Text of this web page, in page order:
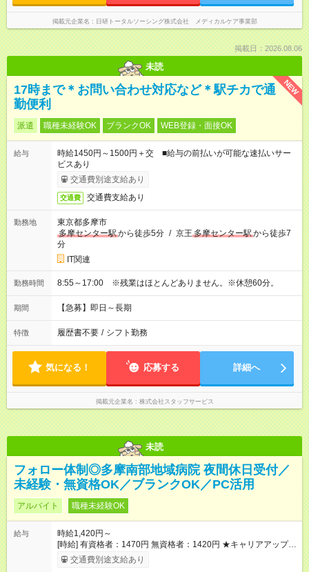
掲載元企業名 日研トータルソーシング株式会社 メディカルケア事業部
掲載日：2026.08.06
未読
NEW
17時まで＊お問い合わせ対応など＊駅チカで通
勤便利
派遣 職種未経験OK ブランクOK WEB登録・面接OK
給与
時給1450円～1500円＋交 ■給与の前払いが可能な速払いサー
ビスあり
交通費別途支給あり
交通費 交通費支給あり
勤務地
東京都多摩市
多摩センター駅から徒歩5分 / 京王 多摩センター駅から徒歩7
分
IT関連
勤務時間 8:55～17:00 ※残業はほとんどありません。※休憩60分。
期間 【急募】即日～長期
特徴 履歴書不要 / シフト勤務
気になる！ 応募する 詳細へ
掲載元企業名 株式会社スタッフサービス
未読
フォロー体制◎多摩南部地域病院 夜間休日受付／
未経験・無資格OK／ブランクOK／PC活用
アルバイト 職種未経験OK
給与
時給1,420円～
[時給] 有資格者：1470円 無資格者：1420円 ★キャリアアップ制
度あり 進級により給与がアップします！ 【試用期間】試用期間
あり 試用期間の長さ：3ヶ月 雇用形態、給与は本採用時と同じ
交通費別途支給あり